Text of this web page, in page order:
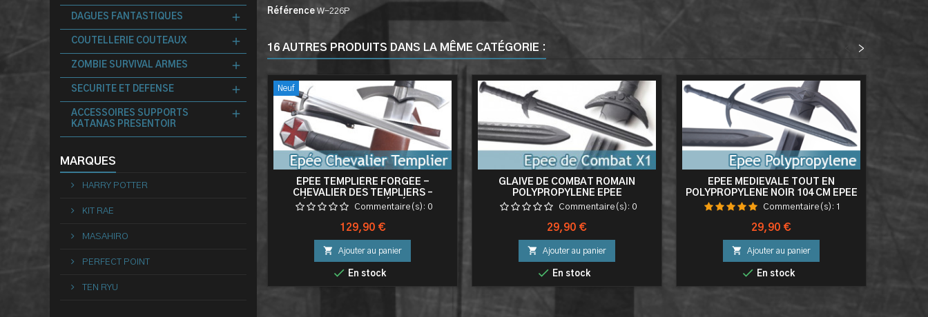
DAGUES FANTASTIQUES
COUTELLERIE COUTEAUX
ZOMBIE SURVIVAL ARMES
SECURITE ET DEFENSE
ACCESSOIRES SUPPORTS
KATANAS PRESENTOIR
MARQUES
HARRY POTTER
KIT RAE
MASAHIRO
PERFECT POINT
TEN RYU
Référence W-226P
16 AUTRES PRODUITS DANS LA MÊME CATÉGORIE : >
Neuf
ÉPÉE TEMPLIÈRE FORGÉE -
CHEVALIER DES TEMPLIERS –
RÉPLIQUE ACIER MÉDIÉVALE
Commentaire(s): 0
Prix
129,90 €
 Ajouter au panier
 En stock
GLAIVE DE COMBAT ROMAIN
POLYPROPYLENE EPEE
Commentaire(s): 0
Prix
29,90 €
 Ajouter au panier
 En stock
EPEE MEDIEVALE TOUT EN
POLYPROPYLENE NOIR 104 CM EPEE
ENTRAINEMENT COMBAT EPEE DE
GAMME
Commentaire(s): 1
Prix
29,90 €
 Ajouter au panier
 En stock